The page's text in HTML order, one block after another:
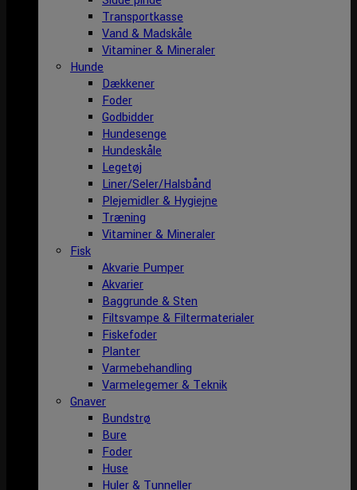
Transportkasse
Vand & Madskåle
Vitaminer & Mineraler
Hunde
Dækkener
Foder
Godbidder
Hundesenge
Hundeskåle
Legetøj
Liner/Seler/Halsbånd
Plejemidler & Hygiejne
Træning
Vitaminer & Mineraler
Fisk
Akvarie Pumper
Akvarier
Baggrunde & Sten
Filtsvampe & Filtermaterialer
Fiskefoder
Planter
Varmebehandling
Varmelegemer & Teknik
Gnaver
Bundstrø
Bure
Foder
Huse
Huler & Tunneller